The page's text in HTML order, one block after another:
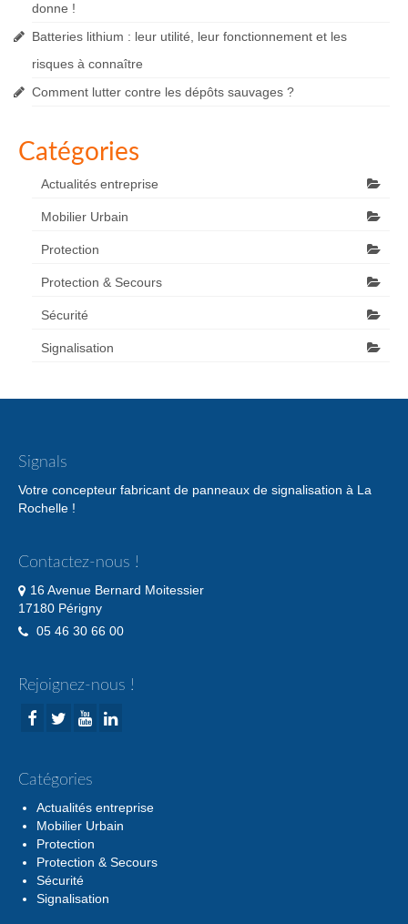
donne !
Batteries lithium : leur utilité, leur fonctionnement et les
risques à connaître
Comment lutter contre les dépôts sauvages ?
Catégories
Actualités entreprise
Mobilier Urbain
Protection
Protection & Secours
Sécurité
Signalisation
Signals
Votre concepteur fabricant de panneaux de signalisation à La
Rochelle !
Contactez-nous !
16 Avenue Bernard Moitessier
17180 Périgny
05 46 30 66 00
Rejoignez-nous !
Catégories
Actualités entreprise
Mobilier Urbain
Protection
Protection & Secours
Sécurité
Signalisation